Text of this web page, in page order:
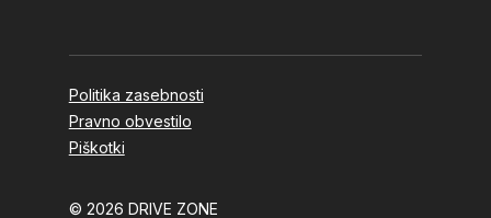
© 2026 DRIVE ZONE
Politika zasebnosti
Pravno obvestilo
Piškotki